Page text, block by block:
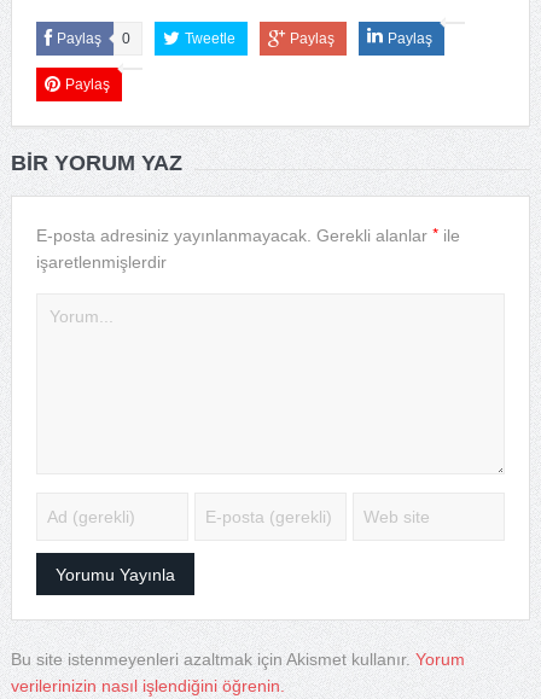
Paylaş 0 Tweetle Paylaş Paylaş
Paylaş
BIR YORUM YAZ
E-posta adresiniz yayınlanmayacak. Gerekli alanlar *ile
işaretlenmişlerdir
Bu site istenmeyenleri azaltmak için Akismet kullanır. Yorum
verilerinizin nasıl işlendiğini öğrenin.